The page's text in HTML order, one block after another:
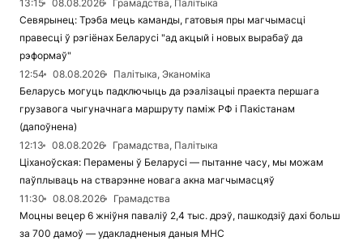
13:15
08.08.2026
Грамадства, Палітыка
Севярынец: Трэба мець каманды, гатовыя пры магчымасці
правесці ў рэгіёнах Беларусі "ад акцый і новых вырабаў да
рэформаў"
12:54
08.08.2026
Палітыка, Эканоміка
Беларусь могуць падключыць да рэалізацыі праекта першага
грузавога чыгуначнага маршруту паміж РФ і Пакістанам
(дапоўнена)
12:13
08.08.2026
Грамадства, Палітыка
Ціханоўская: Перамены ў Беларусі — пытанне часу, мы можам
паўплываць на стварэнне новага акна магчымасцяў
11:30
08.08.2026
Грамадства
Моцны вецер 6 жніўня паваліў 2,4 тыс. дрэў, пашкодзіў дахі больш
за 700 дамоў — удакладненыя даныя МНС